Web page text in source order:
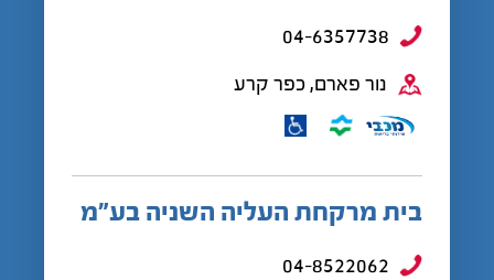
04-6357738
נור פארם, כפר קרע
בית מרקחת העליה השניה בע”מ
04-8522062